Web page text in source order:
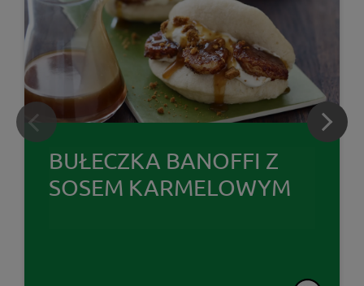
BUŁECZKA BANOFFI Z
SOSEM KARMELOWYM